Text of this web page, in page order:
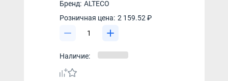
Бренд: ALTECO
Розничная цена: 2 159.52 ₽
Наличие: